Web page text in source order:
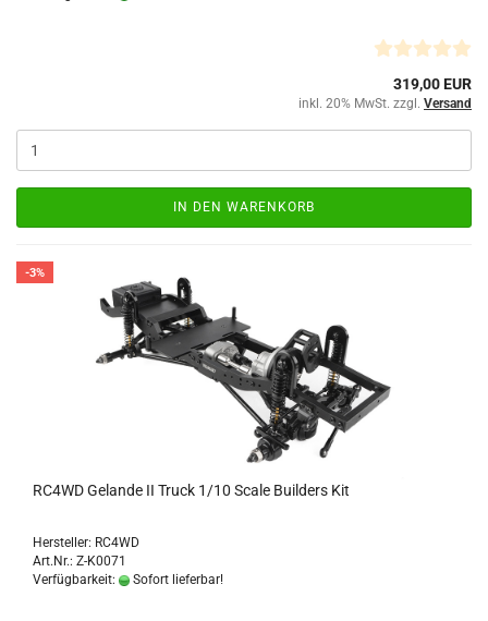
319,00 EUR
inkl. 20% MwSt. zzgl. Versand
IN DEN WARENKORB
-3%
RC4WD Gelande II Truck 1/10 Scale Builders Kit
Hersteller: RC4WD
Art.Nr.: Z-K0071
Verfügbarkeit:
Sofort lieferbar!